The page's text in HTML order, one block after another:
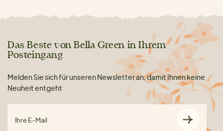
Das Beste von Bella Green in Ihrem
Posteingang
Melden Sie sich für unseren Newsletter an, damit Ihnen keine
Neuheit entgeht
Ihre E-Mail